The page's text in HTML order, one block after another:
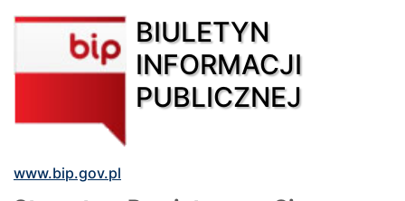
BIULETYN
INFORMACJI
PUBLICZNEJ
www.bip.gov.pl